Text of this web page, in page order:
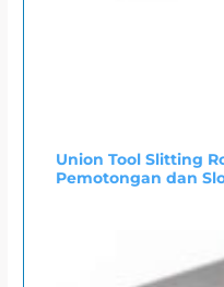
Union Tool Slitting
Pemotongan dan